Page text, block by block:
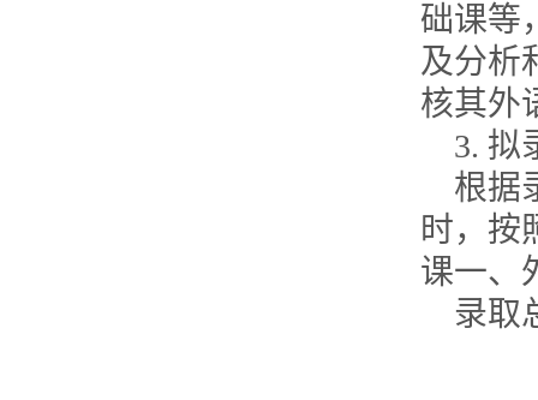
础课等
及分析
核其外
3. 拟
根据
时，按
课一、
录取